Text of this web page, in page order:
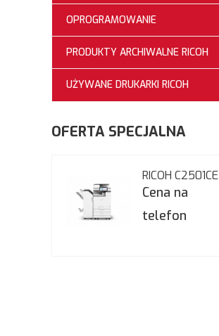
OPROGRAMOWANIE
PRODUKTY ARCHIWALNE RICOH
UŻYWANE DRUKARKI RICOH
OFERTA SPECJALNA
RICOH C2501CE
Cena na
telefon